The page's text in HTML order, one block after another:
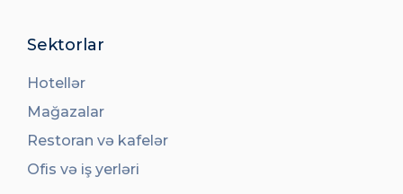
Sektorlar
Hotellər
Mağazalar
Restoran və kafelər
Ofis və iş yerləri